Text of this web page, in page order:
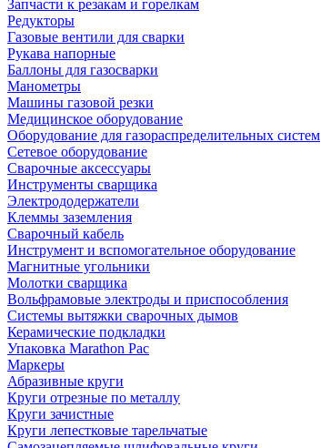
Запчасти к резакам и горелкам
Редукторы
Газовые вентили для сварки
Рукава напорные
Баллоны для газосварки
Манометры
Машины газовой резки
Медицинское оборудование
Оборудование для газораспределительных систем
Сетевое оборудование
Сварочные аксессуары
Инструменты сварщика
Электрододержатели
Клеммы заземления
Сварочный кабель
Инструмент и вспомогательное оборудование
Магнитные угольники
Молотки сварщика
Вольфрамовые электроды и приспособления
Системы вытяжки сварочных дымов
Керамические подкладки
Упаковка Marathon Pac
Маркеры
Абразивные круги
Круги отрезные по металлу
Круги зачистные
Круги лепестковые тарельчатые